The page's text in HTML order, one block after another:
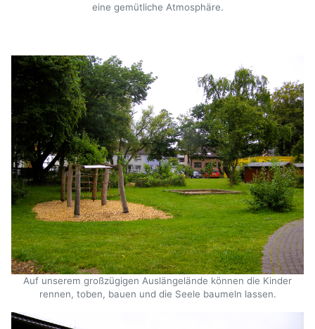
eine gemütliche Atmosphäre.
Auf unserem großzügigen Auslängelände können die Kinder
rennen, toben, bauen und die Seele baumeln lassen.